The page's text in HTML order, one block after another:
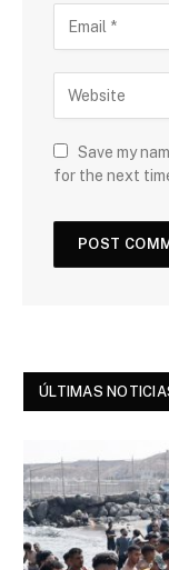
Save my
for the next
ÚLTIMAS